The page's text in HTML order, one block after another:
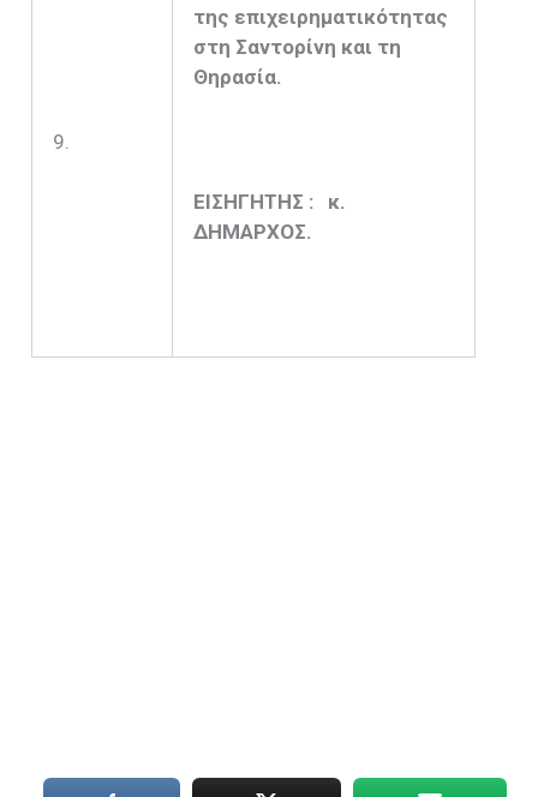
9.
της επιχειρηματικότητας
στη Σαντορίνη και τη
Θηρασία.
ΕΙΣΗΓΗΤΗΣ : κ.
ΔΗΜΑΡΧΟΣ.